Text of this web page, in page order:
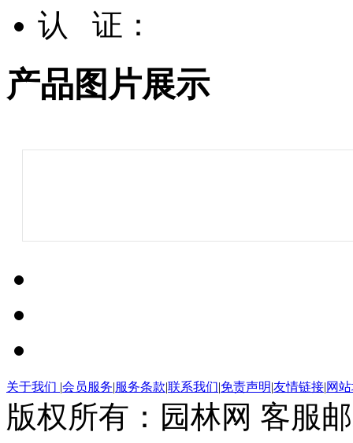
认 证：
产品图片展示
关于我们 |会员服务|服务条款|联系我们|免责声明|友情链接|网
版权所有：园林网 客服